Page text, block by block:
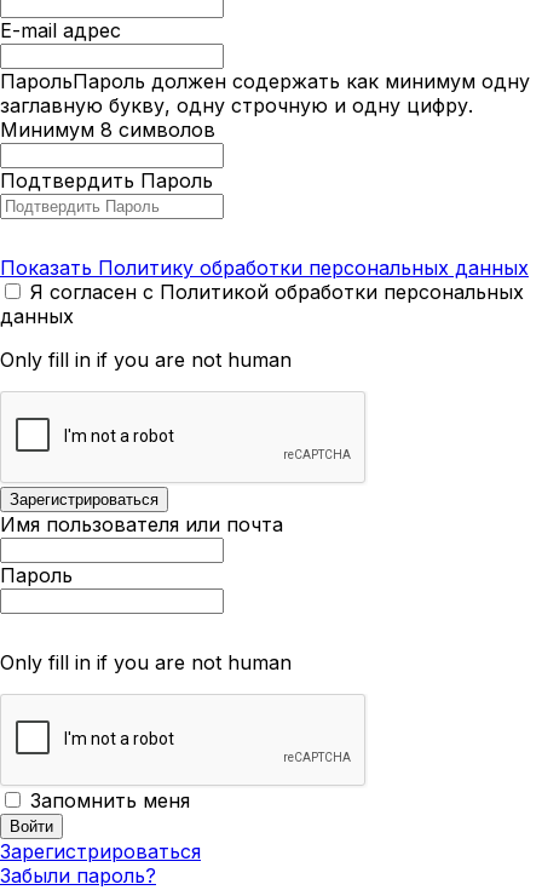
E-mail адрес
ПарольПароль должен содержать как минимум одну
заглавную букву, одну строчную и одну цифру.
Минимум 8 символов
Подтвердить Пароль
Показать Политику обработки персональных данных
Я согласен с Политикой обработки персональных
данных
Only fill in if you are not human
Имя пользователя или почта
Пароль
Only fill in if you are not human
Запомнить меня
Зарегистрироваться
Забыли пароль?